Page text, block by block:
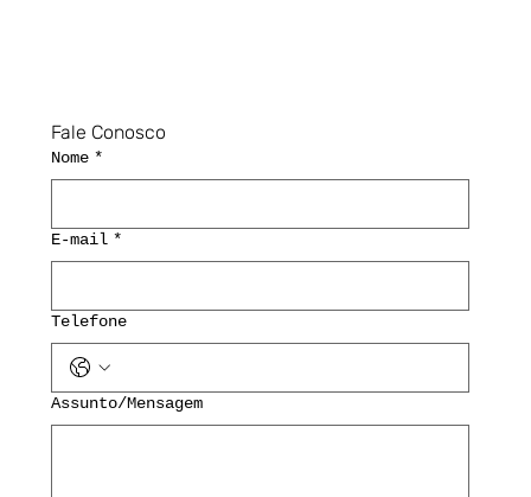
Fale Conosco
Nome *
E-mail *
Telefone
Assunto/Mensagem